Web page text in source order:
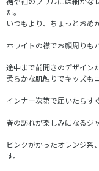
た。
いつもより、ちょっとおめ
ホワイトの襟でお顔周りも
途中まで前開きのデザイン
柔らかな肌触りでキッズも
インナー次第で届いたらす
春の訪れが楽しみになるジ
ピンクがかったオレンジ系
す。